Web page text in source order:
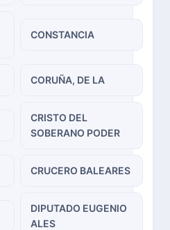
CONSTANCIA
CORUÑA, DE LA
CRISTO DEL
SOBERANO PODER
CRUCERO BALEARES
DIPUTADO EUGENIO
ALES